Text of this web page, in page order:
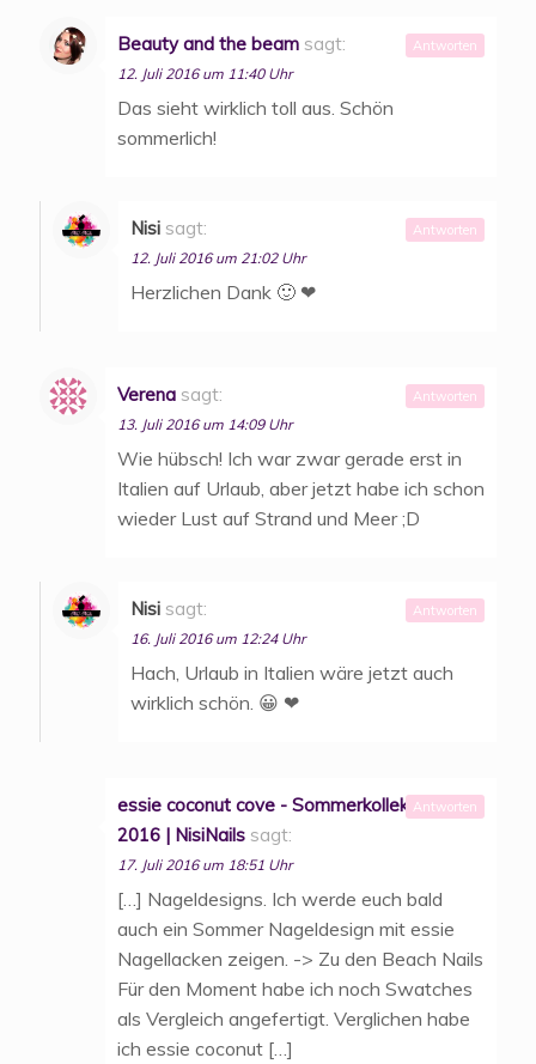
Beauty and the beam sagt:
12. Juli 2016 um 11:40 Uhr
Das sieht wirklich toll aus. Schön
sommerlich!
Antworten
Nisi sagt:
12. Juli 2016 um 21:02 Uhr
Herzlichen Dank 🙂 ❤
Antworten
Verena sagt:
13. Juli 2016 um 14:09 Uhr
Wie hübsch! Ich war zwar gerade erst in
Italien auf Urlaub, aber jetzt habe ich schon
wieder Lust auf Strand und Meer ;D
Antworten
Nisi sagt:
16. Juli 2016 um 12:24 Uhr
Hach, Urlaub in Italien wäre jetzt auch
wirklich schön. 😀 ❤
Antworten
essie coconut cove - Sommerkollektion
2016 | NisiNails sagt:
17. Juli 2016 um 18:51 Uhr
[…] Nageldesigns. Ich werde euch bald
auch ein Sommer Nageldesign mit essie
Nagellacken zeigen. -> Zu den Beach Nails
Für den Moment habe ich noch Swatches
als Vergleich angefertigt. Verglichen habe
ich essie coconut […]
Antworten